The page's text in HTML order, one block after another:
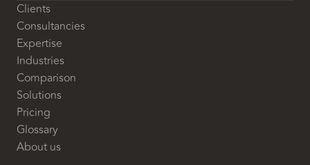
Clients
Consultancies
Expertise
Industries
Comparison
Solutions
Pricing
Glossary
About us